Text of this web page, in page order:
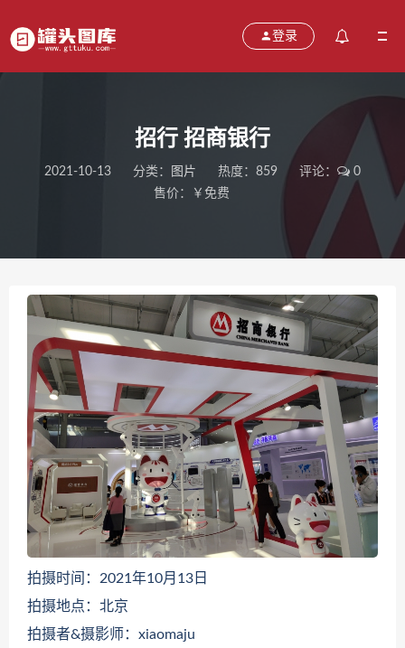
登录
招行 招商银行
2021-10-13 分类： 图片 热度：859 评论：
0
售价：￥免费
拍摄时间：2021年10月13日
拍摄地点：北京
拍摄者&摄影师：xiaomaju